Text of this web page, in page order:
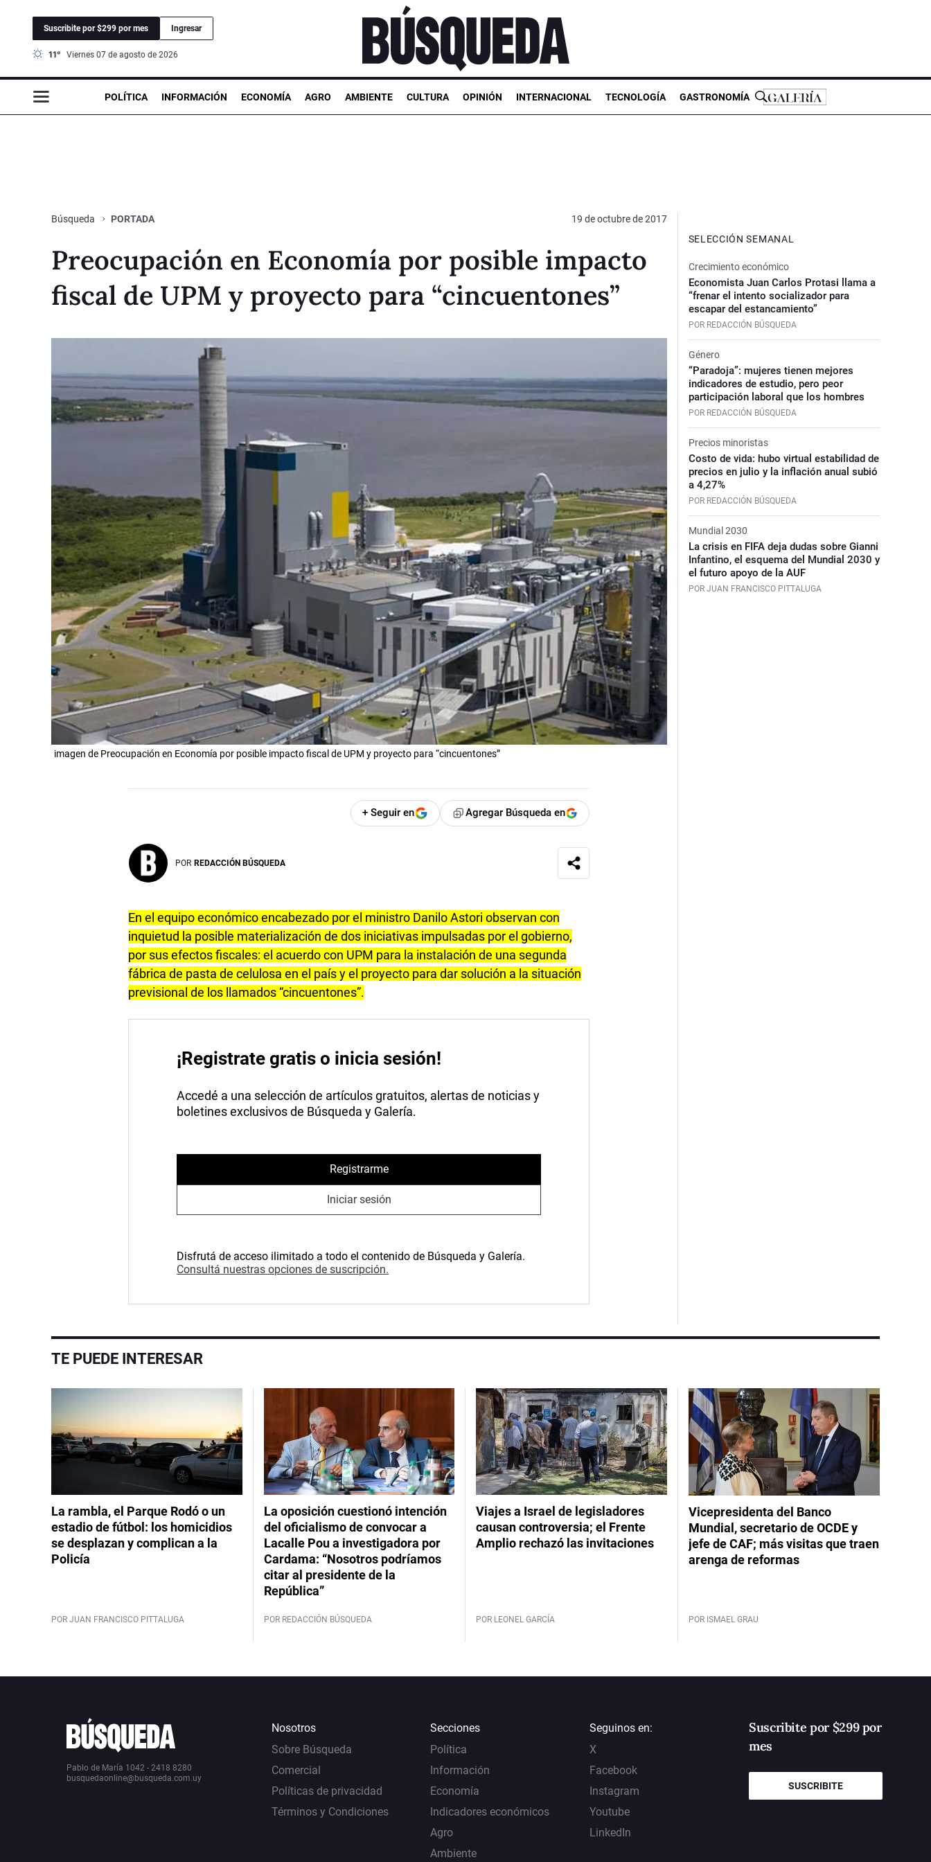
Suscribite por $299 por mes Ingresar
11° viernes 07 de agosto de 2026
POLÍTICA INFORMACIÓN ECONOMÍA AGRO AMBIENTE CULTURA OPINIÓN INTERNACIONAL TECNOLOGÍA GASTRONOMÍA
Búsqueda PORTADA 19 de octubre de 2017
Preocupación en Economía por posible impacto
fiscal de UPM y proyecto para “cincuentones”
imagen de Preocupación en Economía por posible impacto fiscal de UPM y proyecto para “cincuentones”
+ Seguir en Agregar Búsqueda en
POR REDACCIÓN BÚSQUEDA
En el equipo económico encabezado por el ministro Danilo Astori observan con
inquietud la posible materialización de dos iniciativas impulsadas por el gobierno,
por sus efectos fiscales: el acuerdo con UPM para la instalación de una segunda
fábrica de pasta de celulosa en el país y el proyecto para dar solución a la situación
previsional de los llamados “cincuentones”.
¡Registrate gratis o inicia sesión!
Accedé a una selección de artículos gratuitos, alertas de noticias y
boletines exclusivos de Búsqueda y Galería.
Registrarme
Iniciar sesión
Disfrutá de acceso ilimitado a todo el contenido de Búsqueda y Galería.
Consultá nuestras opciones de suscripción.
SELECCIÓN SEMANAL
Crecimiento económico
Economista Juan Carlos Protasi llama a
“frenar el intento socializador para
escapar del estancamiento”
POR REDACCIÓN BÚSQUEDA
Género
“Paradoja”: mujeres tienen mejores
indicadores de estudio, pero peor
participación laboral que los hombres
POR REDACCIÓN BÚSQUEDA
Precios minoristas
Costo de vida: hubo virtual estabilidad de
precios en julio y la inflación anual subió
a 4,27%
POR REDACCIÓN BÚSQUEDA
Mundial 2030
La crisis en FIFA deja dudas sobre Gianni
Infantino, el esquema del Mundial 2030 y
el futuro apoyo de la AUF
POR JUAN FRANCISCO PITTALUGA
TE PUEDE INTERESAR
La rambla, el Parque Rodó o un
estadio de fútbol: los homicidios
se desplazan y complican a la
Policía
POR JUAN FRANCISCO PITTALUGA
La oposición cuestionó intención
del oficialismo de convocar a
Lacalle Pou a investigadora por
Cardama: “Nosotros podríamos
citar al presidente de la
República”
POR REDACCIÓN BÚSQUEDA
Viajes a Israel de legisladores
causan controversia; el Frente
Amplio rechazó las invitaciones
POR LEONEL GARCÍA
Vicepresidenta del Banco
Mundial, secretario de OCDE y
jefe de CAF; más visitas que traen
arenga de reformas
POR ISMAEL GRAU
Pablo de María 1042 - 2418 8280
busquedaonline@busqueda.com.uy
Nosotros
Sobre Búsqueda
Comercial
Políticas de privacidad
Términos y Condiciones
Secciones
Política
Información
Economía
Indicadores económicos
Agro
Ambiente
Seguinos en:
X
Facebook
Instagram
Youtube
LinkedIn
Suscribite por $299 por
mes
SUSCRIBITE